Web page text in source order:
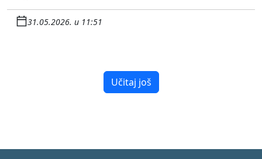
31.05.2026. u 11:51
Učitaj još